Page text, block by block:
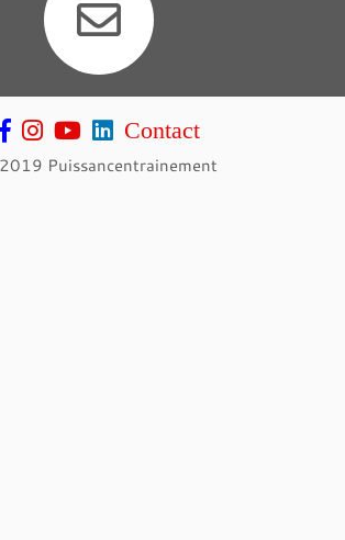
Contact
Puissancentrainement